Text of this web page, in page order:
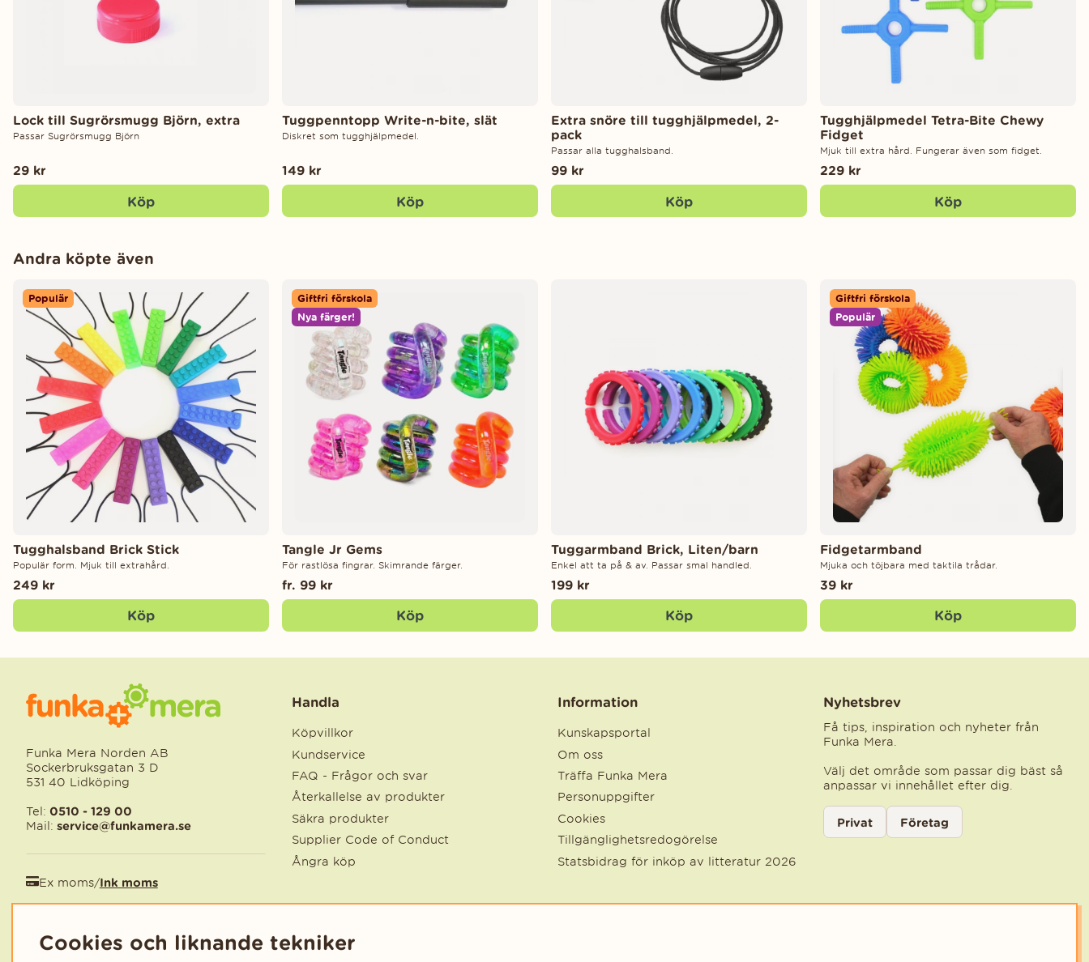
Lock till Sugrörsmugg Björn, extra
Passar Sugrörsmugg Björn
29 kr
Köp
Tuggpenntopp Write-n-bite, slät
Diskret som tugghjälpmedel.
149 kr
Köp
Extra snöre till tugghjälpmedel, 2-
pack
Passar alla tugghalsband.
99 kr
Köp
Tugghjälpmedel Tetra-Bite Chewy
Fidget
Mjuk till extra hård. Fungerar även som fidget.
229 kr
Köp
Andra köpte även
Populär
Tugghalsband Brick Stick
Populär form. Mjuk till extrahård.
249 kr
Köp
Giftfri förskola
Nya färger!
Tangle Jr Gems
För rastlösa fingrar. Skimrande färger.
fr. 99 kr
Köp
Tuggarmband Brick, Liten/barn
Enkel att ta på & av. Passar smal handled.
199 kr
Köp
Giftfri förskola
Populär
Fidgetarmband
Mjuka och töjbara med taktila trådar.
39 kr
Köp
Funka Mera Norden AB
Sockerbruksgatan 3 D
531 40 Lidköping
Tel: 0510 - 129 00
Mail: service@funkamera.se
Ex moms/Ink moms
Handla
Köpvillkor
Kundservice
FAQ - Frågor och svar
Återkallelse av produkter
Säkra produkter
Supplier Code of Conduct
Ångra köp
Information
Kunskapsportal
Om oss
Träffa Funka Mera
Personuppgifter
Cookies
Tillgänglighetsredogörelse
Statsbidrag för inköp av litteratur 2026
Nyhetsbrev
Få tips, inspiration och nyheter från
Funka Mera.
Välj det område som passar dig bäst så
anpassar vi innehållet efter dig.
Välj kategori för nyhetsbrev
Privat Företag
Cookies och liknande tekniker